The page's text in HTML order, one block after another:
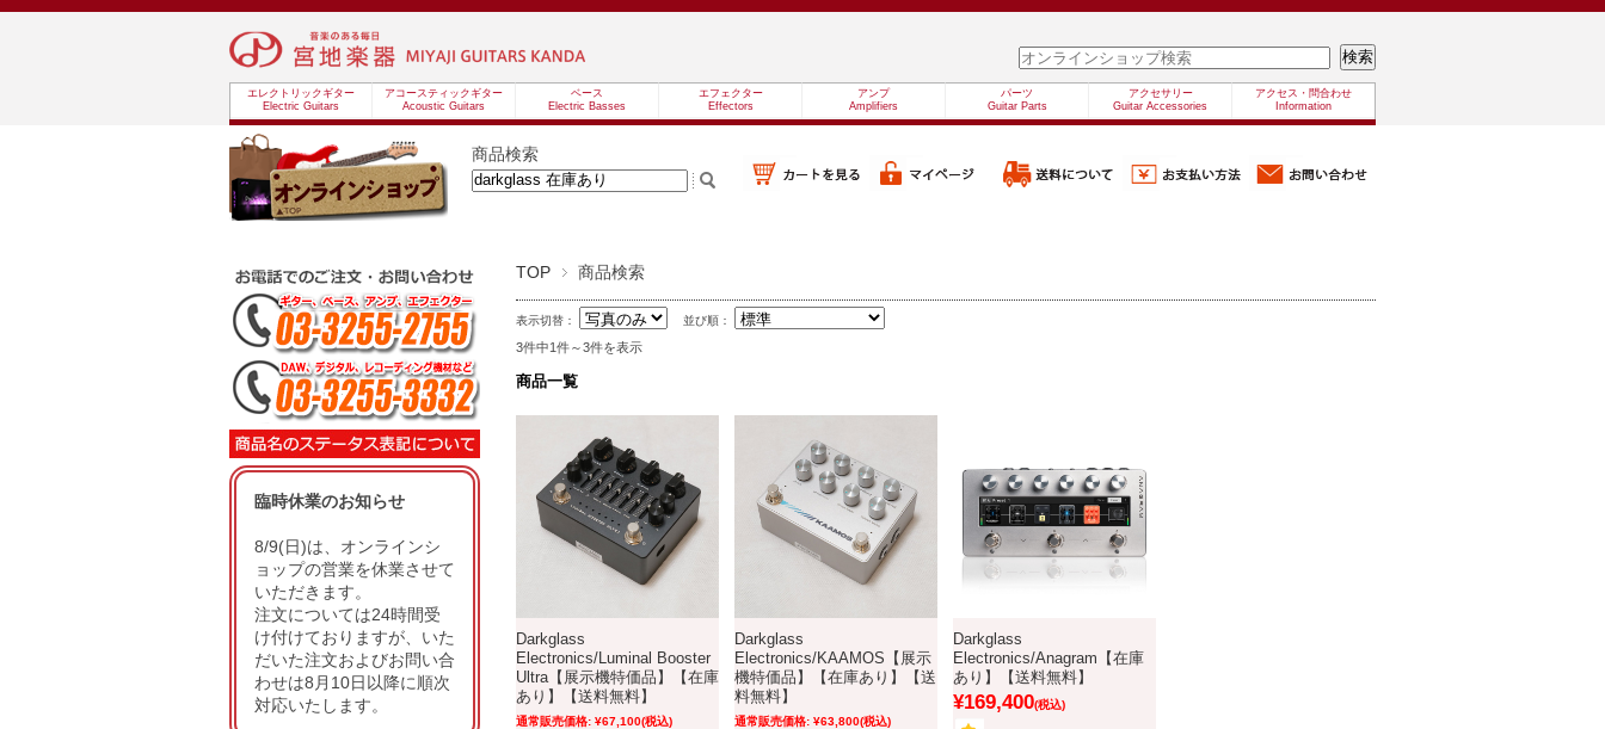
エレクトリックギター
Electric Guitars
アコースティックギター
Acoustic Guitars
ベース
Electric Basses
エフェクター
Effectors
アンプ
Amplifiers
パーツ
Guitar Parts
アクセサリー
Guitar Accessories
アクセス・問合わせ
Information
商品検索
TOP 商品検索
表示切替： 並び順：
3件中1件～3件を表示
商品一覧
Darkglass
Electronics/Luminal Booster
Ultra【展示機特価品】【在庫
あり】【送料無料】
通常販売価格: ¥67,100(税込)
Darkglass
Electronics/KAAMOS【展示
機特価品】【在庫あり】【送
料無料】
通常販売価格: ¥63,800(税込)
Darkglass
Electronics/Anagram【在庫
あり】【送料無料】
¥169,400(税込)
臨時休業のお知らせ
8/9(日)は、オンラインシ
ョップの営業を休業させて
いただきます。
注文については24時間受
け付けておりますが、いた
だいた注文およびお問い合
わせは8月10日以降に順次
対応いたします。